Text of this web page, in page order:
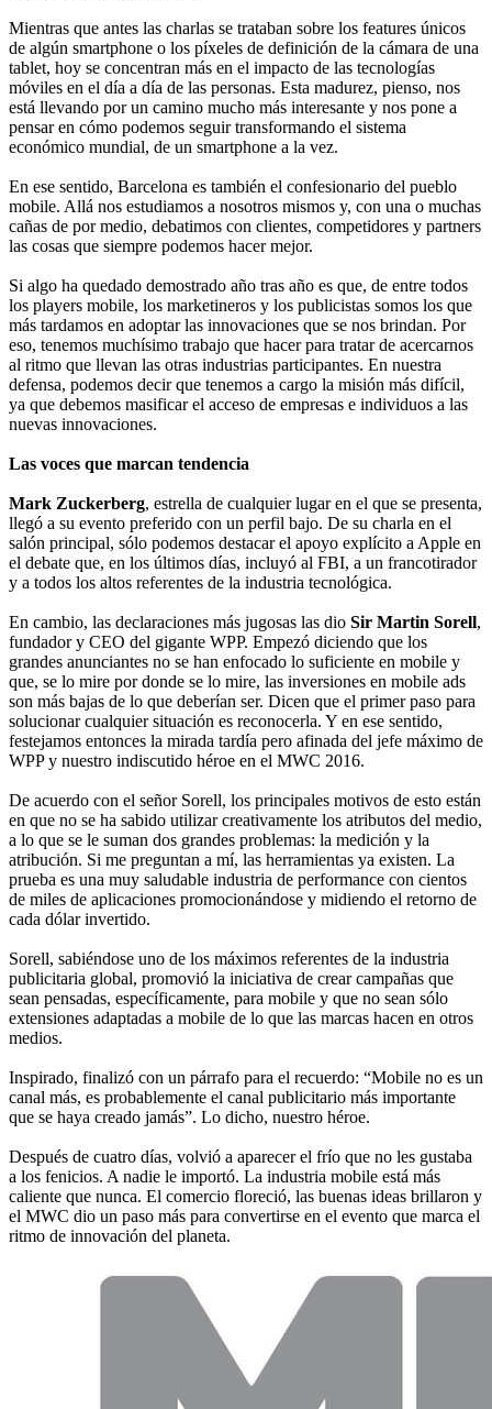
Mientras que antes las charlas se trataban sobre los features únicos
de algún smartphone o los píxeles de definición de la cámara de una
tablet, hoy se concentran más en el impacto de las tecnologías
móviles en el día a día de las personas. Esta madurez, pienso, nos
está llevando por un camino mucho más interesante y nos pone a
pensar en cómo podemos seguir transformando el sistema
económico mundial, de un smartphone a la vez.
En ese sentido, Barcelona es también el confesionario del pueblo
mobile. Allá nos estudiamos a nosotros mismos y, con una o muchas
cañas de por medio, debatimos con clientes, competidores y partners
las cosas que siempre podemos hacer mejor.
Si algo ha quedado demostrado año tras año es que, de entre todos
los players mobile, los marketineros y los publicistas somos los que
más tardamos en adoptar las innovaciones que se nos brindan. Por
eso, tenemos muchísimo trabajo que hacer para tratar de acercarnos
al ritmo que llevan las otras industrias participantes. En nuestra
defensa, podemos decir que tenemos a cargo la misión más difícil,
ya que debemos masificar el acceso de empresas e individuos a las
nuevas innovaciones.
Las voces que marcan tendencia
Mark Zuckerberg, estrella de cualquier lugar en el que se presenta,
llegó a su evento preferido con un perfil bajo. De su charla en el
salón principal, sólo podemos destacar el apoyo explícito a Apple en
el debate que, en los últimos días, incluyó al FBI, a un francotirador
y a todos los altos referentes de la industria tecnológica.
En cambio, las declaraciones más jugosas las dio Sir Martin Sorell,
fundador y CEO del gigante WPP. Empezó diciendo que los
grandes anunciantes no se han enfocado lo suficiente en mobile y
que, se lo mire por donde se lo mire, las inversiones en mobile ads
son más bajas de lo que deberían ser. Dicen que el primer paso para
solucionar cualquier situación es reconocerla. Y en ese sentido,
festejamos entonces la mirada tardía pero afinada del jefe máximo de
WPP y nuestro indiscutido héroe en el MWC 2016.
De acuerdo con el señor Sorell, los principales motivos de esto están
en que no se ha sabido utilizar creativamente los atributos del medio,
a lo que se le suman dos grandes problemas: la medición y la
atribución. Si me preguntan a mí, las herramientas ya existen. La
prueba es una muy saludable industria de performance con cientos
de miles de aplicaciones promocionándose y midiendo el retorno de
cada dólar invertido.
Sorell, sabiéndose uno de los máximos referentes de la industria
publicitaria global, promovió la iniciativa de crear campañas que
sean pensadas, específicamente, para mobile y que no sean sólo
extensiones adaptadas a mobile de lo que las marcas hacen en otros
medios.
Inspirado, finalizó con un párrafo para el recuerdo: “Mobile no es un
canal más, es probablemente el canal publicitario más importante
que se haya creado jamás”. Lo dicho, nuestro héroe.
Después de cuatro días, volvió a aparecer el frío que no les gustaba
a los fenicios. A nadie le importó. La industria mobile está más
caliente que nunca. El comercio floreció, las buenas ideas brillaron y
el MWC dio un paso más para convertirse en el evento que marca el
ritmo de innovación del planeta.